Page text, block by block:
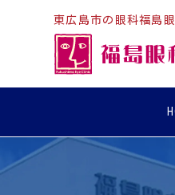
東広島市の眼科福島